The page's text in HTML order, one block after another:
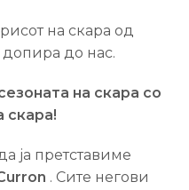
на скара од
допира до нас.
на скара со
скара!
ја претставиме
. Сите негови